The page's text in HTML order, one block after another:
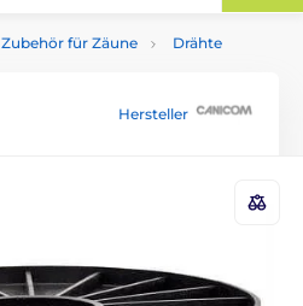
Zubehör für Zäune Drähte
Hersteller